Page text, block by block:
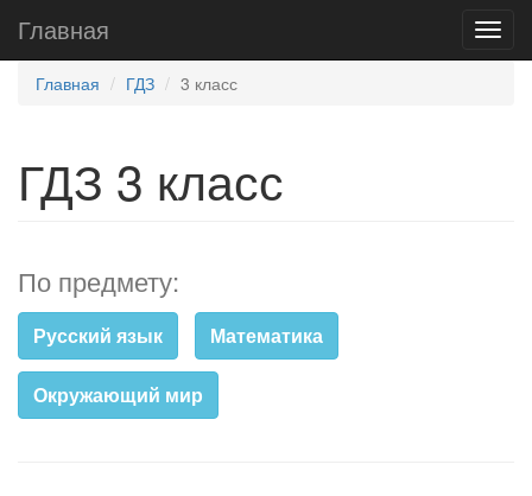
Главная
Главная ГДЗ 3 класс
ГДЗ 3 класс
По предмету:
Русский язык Математика
Окружающий мир